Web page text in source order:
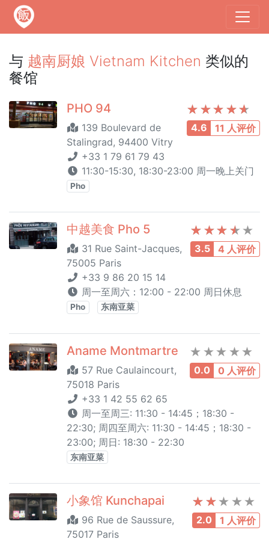
与 越南厨娘 Vietnam Kitchen 类似的
餐馆
4.6 11 人评价
PHO 94
139 Boulevard de
Stalingrad, 94400 Vitry
+33 1 79 61 79 43
11:30-15:30, 18:30-23:00 周一晚上关门
Pho
3.5 4 人评价
中越美食 Pho 5
31 Rue Saint-Jacques,
75005 Paris
+33 9 86 20 15 14
周一至周六：12:00 - 22:00 周日休息
Pho 东南亚菜
0.0 0 人评价
Aname Montmartre
57 Rue Caulaincourt,
75018 Paris
+33 1 42 55 62 65
周一至周三: 11:30 - 14:45；18:30 -
22:30; 周四至周六: 11:30 - 14:45；18:30 -
23:00; 周日: 18:30 - 22:30
东南亚菜
2.0 1 人评价
小象馆 Kunchapai
96 Rue de Saussure,
75017 Paris